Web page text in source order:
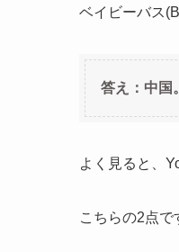
ベイビーバス
答え：中国。
よく見ると、
こちらの2点で